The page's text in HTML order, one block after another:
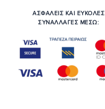
ΑΣΦΑΛΕΙΣ ΚΑΙ ΕΥΚΟΛΕΣ
ΣΥΝΑΛΛΑΓΕΣ ΜΕΣΩ: